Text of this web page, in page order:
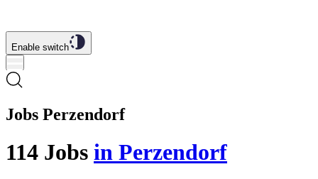
Enable switch
Jobs Perzendorf
114 Jobs in Perzendorf